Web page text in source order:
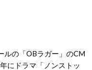
ルの「OBラガー」のCM
にドラマ「ノンストッ